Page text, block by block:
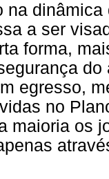
na
a ser
forma,
egresso,
no
maioria os